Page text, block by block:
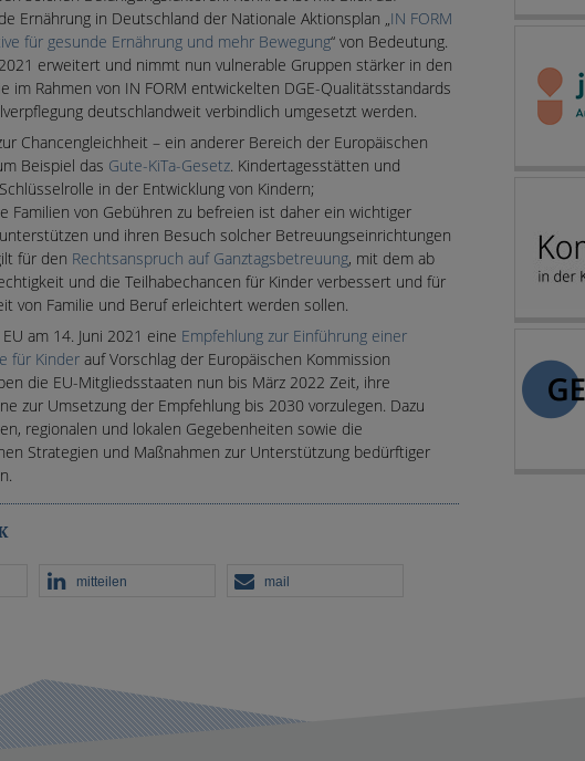
Ernährung in Deutschland der Nationale Aktionsplan „IN FORM
für gesunde Ernährung und mehr Bewegung“ von Bedeutung.
erweitert und nimmt nun vulnerable Gruppen stärker in den
im Rahmen von IN FORM entwickelten DGE-Qualitätsstandards
deutschlandweit verbindlich umgesetzt werden.
Chancengleichheit – ein anderer Bereich der Europäischen
Beispiel das Gute-KiTa-Gesetz. Kindertagesstätten und
in der Entwicklung von Kindern;
Familien von Gebühren zu befreien ist daher ein wichtiger
und ihren Besuch solcher Betreuungseinrichtungen
für den Rechtsanspruch auf Ganztagsbetreuung, mit dem ab
und die Teilhabechancen für Kinder verbessert und für
von Familie und Beruf erleichtert werden sollen.
am 14. Juni 2021 eine Empfehlung zur Einführung einer
für Kinder auf Vorschlag der Europäischen Kommission
die EU-Mitgliedsstaaten nun bis März 2022 Zeit, ihre
zur Umsetzung der Empfehlung bis 2030 vorzulegen. Dazu
regionalen und lokalen Gegebenheiten sowie die
Strategien und Maßnahmen zur Unterstützung bedürftiger
mitteilen mail